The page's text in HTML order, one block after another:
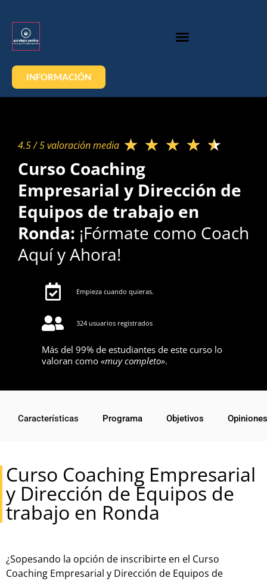
INFORMACIÓN
4.5 / 5 valoración media​ ★ ★ ★ ★ ★
Curso Coaching
Empresarial y Dirección de
Equipos de trabajo en
Ronda: ¡Fórmate como Coach
Aquí y Ahora!
Empieza cuando quieras.
324 usuarios registrados
Más del 99% de estudiantes de este curso lo
valoran como «muy completo».
Características Programa Objetivos Opiniones
Curso Coaching Empresarial
y Dirección de Equipos de
trabajo en Ronda
¿Sopesando la opción de inscribirte en el Curso
Coaching Empresarial y Dirección de Equipos de